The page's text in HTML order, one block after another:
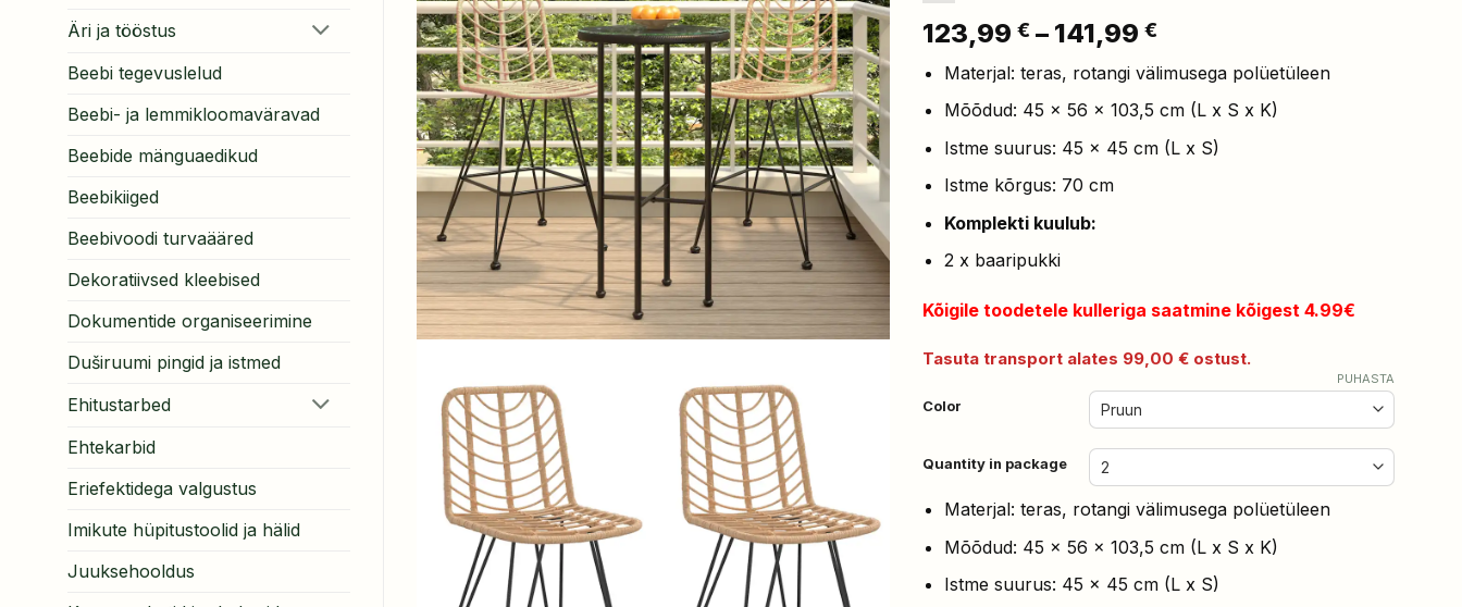
Äri ja tööstus
Beebi tegevuslelud
Beebi- ja lemmikloomaväravad
Beebide mänguaedikud
Beebikiiged
Beebivoodi turvaääred
Dekoratiivsed kleebised
Dokumentide organiseerimine
Duširuumi pingid ja istmed
Ehitustarbed
Ehtekarbid
Eriefektidega valgustus
Imikute hüpitustoolid ja hälid
Juuksehooldus
123,99 € – 141,99 €
123,99 €
kuni
141,99 €
Materjal: teras, rotangi välimusega polüetüleen
Mõõdud: 45 x 56 x 103,5 cm (L x S x K)
Istme suurus: 45 x 45 cm (L x S)
Istme kõrgus: 70 cm
Komplekti kuulub:
2 x baaripukki
Kõigile toodetele kulleriga saatmine kõigest 4.99€
Tasuta transport alates 99,00 € ostust.
Color
Quantity in package
PUHASTA
Materjal: teras, rotangi välimusega polüetüleen
Mõõdud: 45 x 56 x 103,5 cm (L x S x K)
Istme suurus: 45 x 45 cm (L x S)